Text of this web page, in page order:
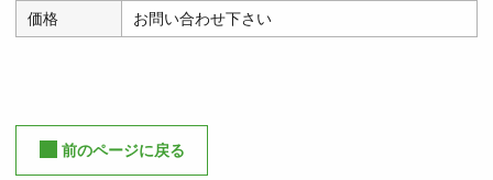
価格 お問い合わせ下さい
前のページに戻る